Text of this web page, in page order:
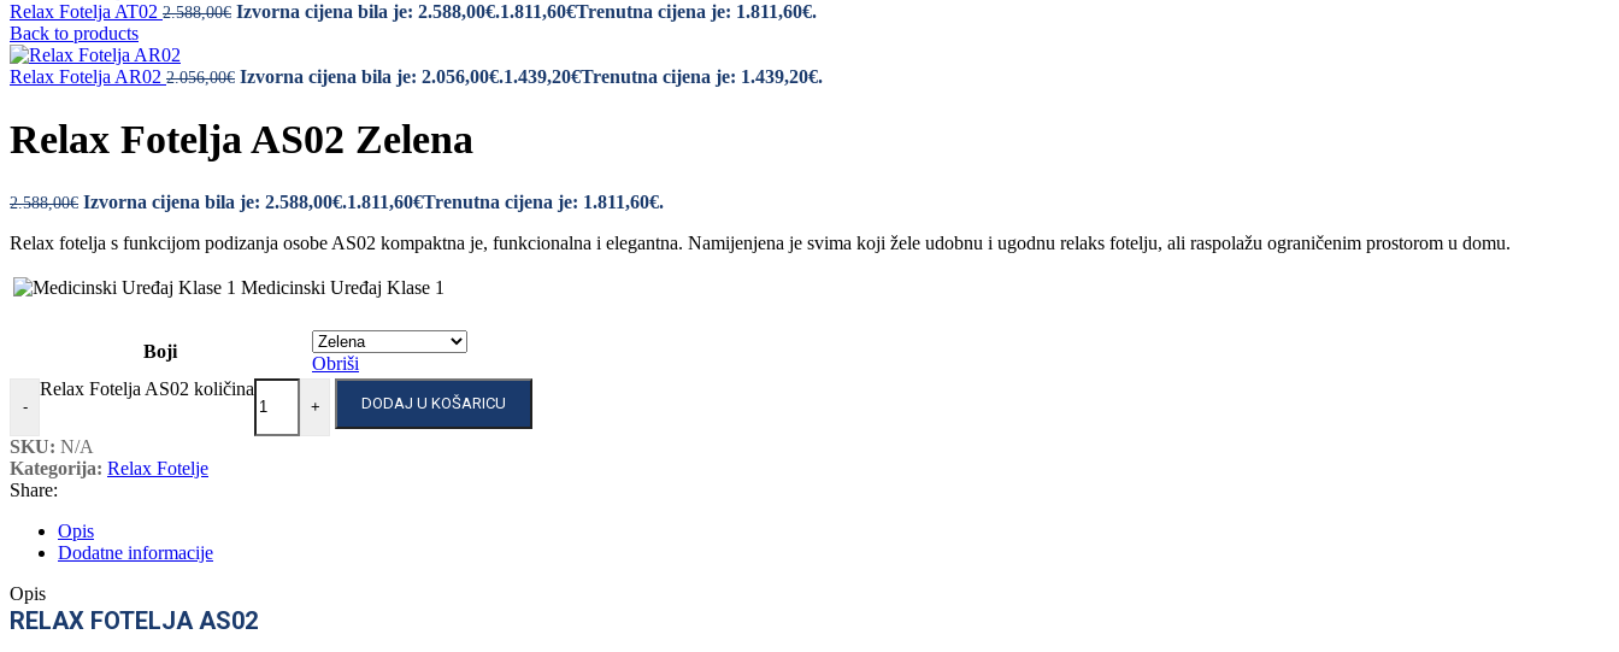
Relax Fotelja AT02 2.588,00€ Izvorna cijena bila je: 2.588,00€.1.811,60€Trenutna cijena je: 1.811,60€.
Back to products
Relax Fotelja AR02 2.056,00€ Izvorna cijena bila je: 2.056,00€.1.439,20€Trenutna cijena je: 1.439,20€.
Relax Fotelja AS02 Zelena
2.588,00€ Izvorna cijena bila je: 2.588,00€.1.811,60€Trenutna cijena je: 1.811,60€.
Relax fotelja s funkcijom podizanja osobe AS02 kompaktna je, funkcionalna i elegantna. Namijenjena je svima koji žele udobnu i ugodnu relaks fotelju, ali raspolažu ograničenim prostorom u domu.
Medicinski Uređaj Klase 1
Boji
Obriši
-
Relax Fotelja AS02 količina
+ DODAJ U KOŠARICU
SKU: N/A
Kategorija: Relax Fotelje
Share:
Opis
Dodatne informacije
Opis
RELAX FOTELJA AS02